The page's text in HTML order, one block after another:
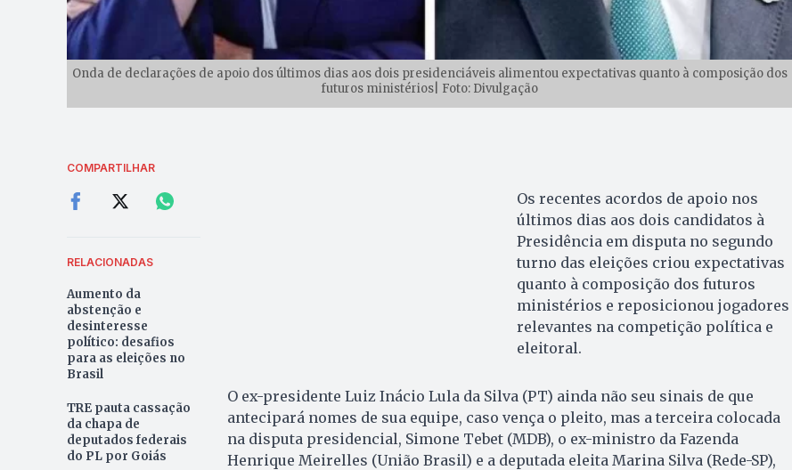
Onda de declarações de apoio dos últimos dias aos dois presidenciáveis alimentou expectativas quanto à composição dos
futuros ministérios| Foto: Divulgação
COMPARTILHAR
RELACIONADAS
Aumento da
abstenção e
desinteresse
político: desafios
para as eleições no
Brasil
TRE pauta cassação
da chapa de
deputados federais
do PL por Goiás
Os recentes acordos de apoio nos
últimos dias aos dois candidatos à
Presidência em disputa no segundo
turno das eleições criou expectativas
quanto à composição dos futuros
ministérios e reposicionou jogadores
relevantes na competição política e
eleitoral.
O ex-presidente Luiz Inácio Lula da Silva (PT) ainda não seu sinais de que
antecipará nomes de sua equipe, caso vença o pleito, mas a terceira colocada
na disputa presidencial, Simone Tebet (MDB), o ex-ministro da Fazenda
Henrique Meirelles (União Brasil) e a deputada eleita Marina Silva (Rede-SP),